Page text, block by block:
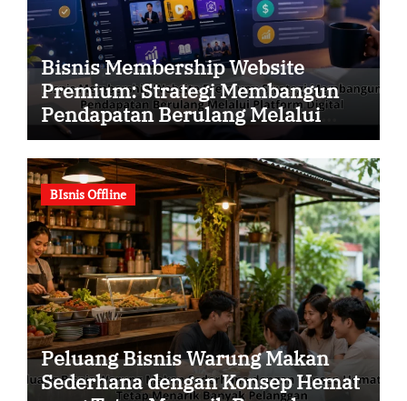
Bisnis Membership Website
Premium: Strategi Membangun
Pendapatan Berulang Melalui
Platform Digital
BIsnis Offline
Peluang Bisnis Warung Makan
Sederhana dengan Konsep Hemat